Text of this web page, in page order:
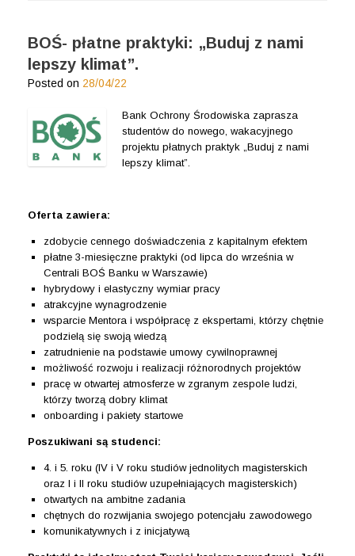
BOŚ- płatne praktyki: „Buduj z nami
lepszy klimat”.
Posted on 28/04/22
Bank Ochrony Środowiska zaprasza
studentów do nowego, wakacyjnego
projektu płatnych praktyk „Buduj z nami
lepszy klimat”.
Oferta zawiera:
zdobycie cennego doświadczenia z kapitalnym efektem
płatne 3-miesięczne praktyki (od lipca do września w
Centrali BOŚ Banku w Warszawie)
hybrydowy i elastyczny wymiar pracy
atrakcyjne wynagrodzenie
wsparcie Mentora i współpracę z ekspertami, którzy chętnie
podzielą się swoją wiedzą
zatrudnienie na podstawie umowy cywilnoprawnej
możliwość rozwoju i realizacji różnorodnych projektów
pracę w otwartej atmosferze w zgranym zespole ludzi,
którzy tworzą dobry klimat
onboarding i pakiety startowe
Poszukiwani są studenci:
4. i 5. roku (IV i V roku studiów jednolitych magisterskich
oraz I i II roku studiów uzupełniających magisterskich)
otwartych na ambitne zadania
chętnych do rozwijania swojego potencjału zawodowego
komunikatywnych i z inicjatywą